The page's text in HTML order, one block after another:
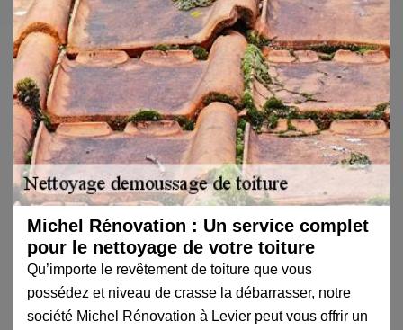
Michel Rénovation : Un service complet
pour le nettoyage de votre toiture
Qu’importe le revêtement de toiture que vous
possédez et niveau de crasse la débarrasser, notre
société Michel Rénovation à Levier peut vous offrir un